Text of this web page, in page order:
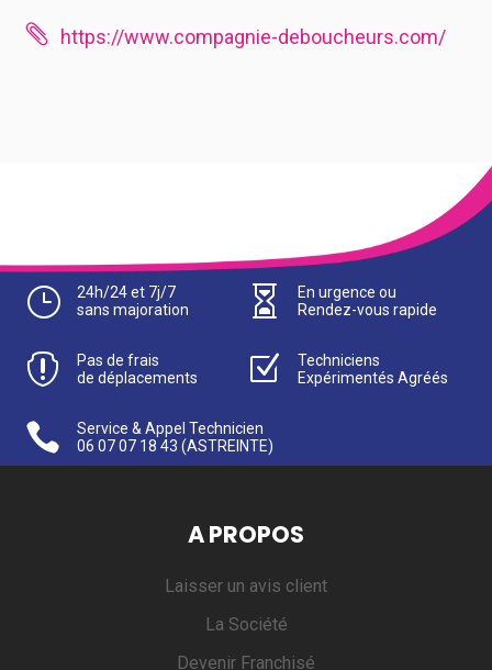
 https://www.compagnie-deboucheurs.com/
}
24h/24 et 7j/7
sans majoration

En urgence ou
Rendez-vous rapide

Pas de frais
de déplacements
Z
Techniciens
Expérimentés Agréés

Service & Appel Technicien
06 07 07 18 43 (ASTREINTE)
A PROPOS
Laisser un avis client
La Société
Devenir Franchisé